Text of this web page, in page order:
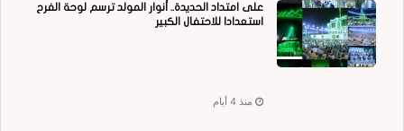
على امتداد الحديدة.. أنوار المولد ترسم لوحة الفرح
استعدادا للاحتفال الكبير
منذ 4 أيام